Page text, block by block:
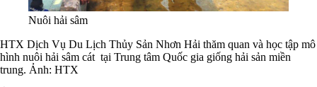
Nuôi hải sâm
HTX Dịch Vụ Du Lịch Thủy Sản Nhơn Hải thăm quan và học tập mô
hình nuôi hải sâm cát tại Trung tâm Quốc gia giống hải sản miền
trung. Ảnh: HTX